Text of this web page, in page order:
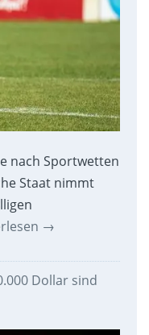
nach Sportwetten
Staat nimmt
→
Dollar sind